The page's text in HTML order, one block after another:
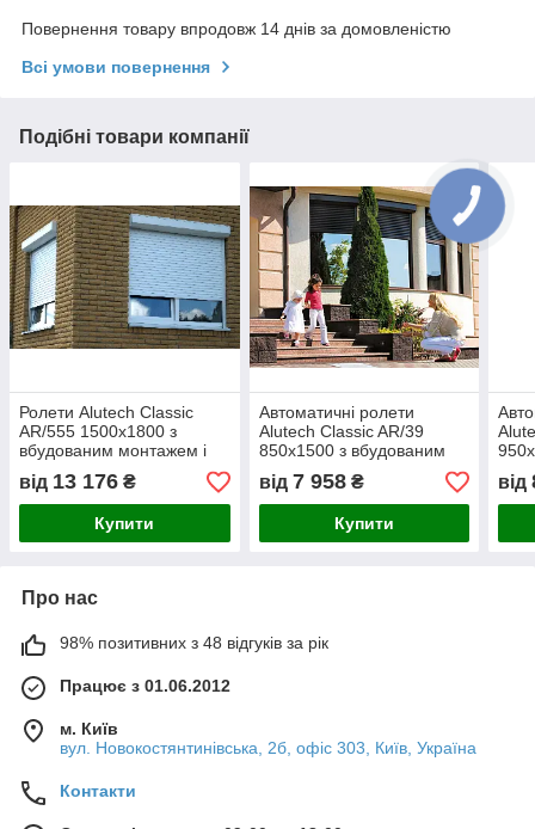
Повернення товару впродовж 14 днів за домовленістю
Всі умови повернення
Подібні товари компанії
Ролети Alutech Classic
AR/555 1500х1800 з
вбудованим монтажем і
ручним управлінням,
привід кордовий
від 13 176 ₴
Купити
Автоматичні ролети
Alutech Classic AR/39
850х1500 з вбудованим
монтажем
від 7 958₴
Купити
від
Про нас
98% позитивних з 48 відгуків за рік
Працює з 01.06.2012
м. Київ
вул. Новокостянтинівська, 2б, офіс 303, Київ, Україна
Контакти